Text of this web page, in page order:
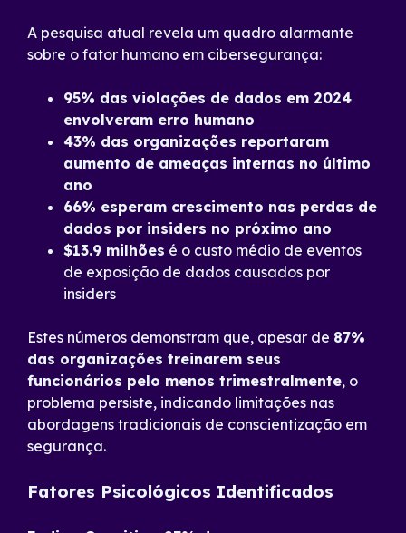
A pesquisa atual revela um quadro alarmante
sobre o fator humano em cibersegurança:
95% das violações de dados em 2024
envolveram erro humano
43% das organizações reportaram
aumento de ameaças internas no último
ano
66% esperam crescimento nas perdas de
dados por insiders no próximo ano
$13.9 milhões é o custo médio de eventos
de exposição de dados causados por
insiders
Estes números demonstram que, apesar de 87%
das organizações treinarem seus
funcionários pelo menos trimestralmente, o
problema persiste, indicando limitações nas
abordagens tradicionais de conscientização em
segurança.
Fatores Psicológicos Identificados